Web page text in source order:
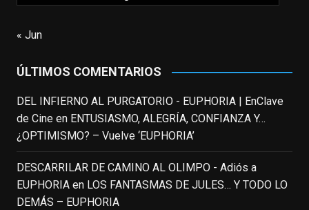
trágica muerte. Hoy el actor
#ElIndomableWillHunting
e...See More
IN MEMORIAM ROBIN WILLIAMS
(1951-2014)
enclavedecine.com
Puede que sus últimos años no hiciesen
justicia a todo su filmografía anterior.
Pero nadie podrá quitarle nunca su
incalculable valor icónico y emotivo para
« Jun
ÚLTIMOS COMENTARIOS
DEL INFIERNO AL PURGATORIO - EUPHORIA | EnClave
de Cineen ENTUSIASMO, ALEGRÍA, CONFIANZA Y…
¿OPTIMISMO? – Vuelve ‘EUPHORIA’
DESCARRILAR DE CAMINO AL OLIMPO - Adiós a
EUPHORIAen LOS FANTASMAS DE JULES… Y TODO LO
DEMÁS – EUPHORIA